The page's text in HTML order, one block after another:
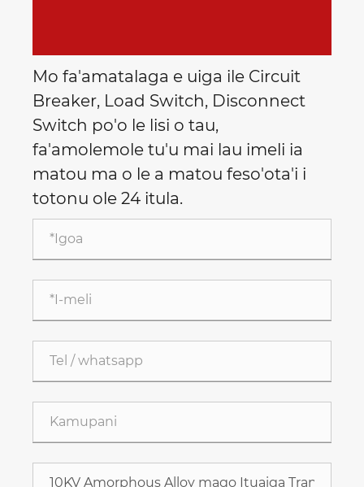
Mo fa'amatalaga e uiga ile Circuit
Breaker, Load Switch, Disconnect
Switch po'o le lisi o tau,
fa'amolemole tu'u mai lau imeli ia
matou ma o le a matou feso'ota'i i
totonu ole 24 itula.